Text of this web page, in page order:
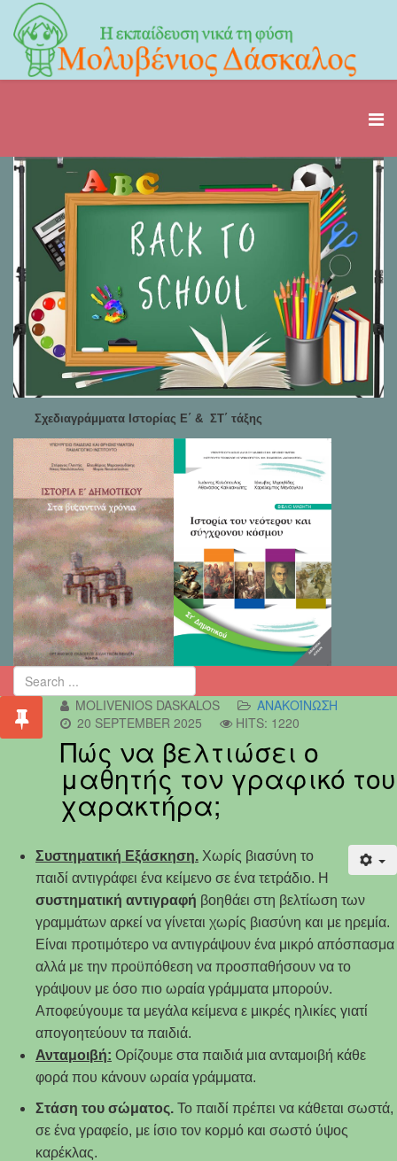
Σχεδιαγράμματα Ιστορίας Ε΄ & ΣΤ΄ τάξης
MOLIVENIOS DASKALOS
ΑΝΑΚΟΊΝΩΣΗ
20 SEPTEMBER 2025
HITS: 1220
Πώς να βελτιώσει ο
μαθητής τον γραφικό του
χαρακτήρα;
Συστηματική Εξάσκηση. Χωρίς βιασύνη το
παιδί αντιγράφει ένα κείμενο σε ένα τετράδιο. Η
συστηματική αντιγραφή βοηθάει στη βελτίωση των
γραμμάτων αρκεί να γίνεται χωρίς βιασύνη και με ηρεμία.
Είναι προτιμότερο να αντιγράψουν ένα μικρό απόσπασμα
αλλά με την προϋπόθεση να προσπαθήσουν να το
γράψουν με όσο πιο ωραία γράμματα μπορούν.
Αποφεύγουμε τα μεγάλα κείμενα ε μικρές ηλικίες γιατί
απογοητεύουν τα παιδιά.
Ανταμοιβή: Ορίζουμε στα παιδιά μια ανταμοιβή κάθε
φορά που κάνουν ωραία γράμματα.
Στάση του σώματος. Το παιδί πρέπει να κάθεται σωστά,
σε ένα γραφείο, με ίσιο τον κορμό και σωστό ύψος
καρέκλας.